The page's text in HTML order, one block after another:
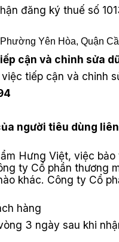
đăng ký thuế số
Yên Hòa, Quận
cận và chỉnh sửa
tiếp cận và chỉnh
người tiêu dùng
Hưng Việt, việc bảo
ty Cổ phần thương
khác. Công ty Cổ
hàng
3 ngày sau khi